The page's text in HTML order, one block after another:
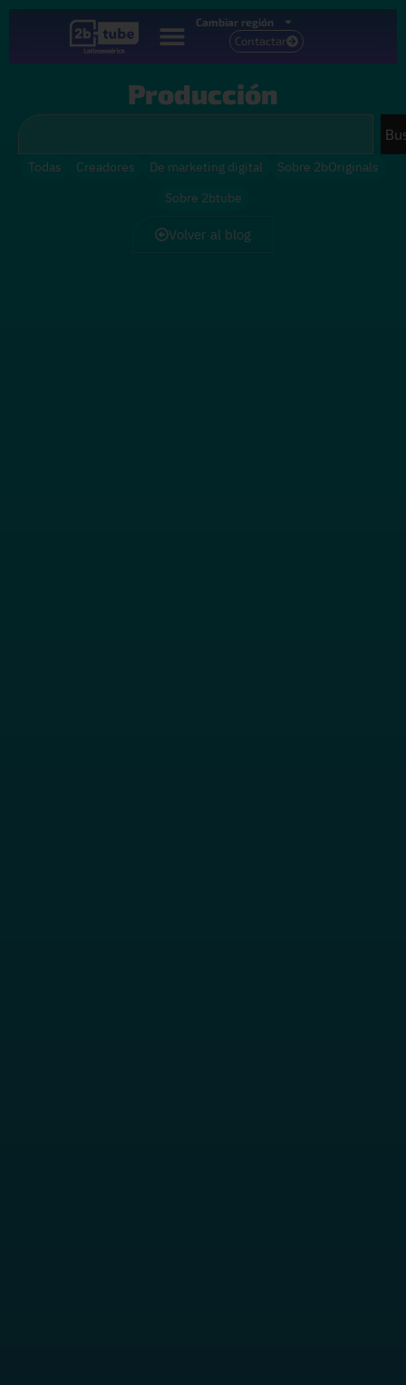
Cambiar región
Contactar
Producción
Todas Creadores De marketing digital
Sobre 2bOriginals
Sobre 2btube
Volver al blog